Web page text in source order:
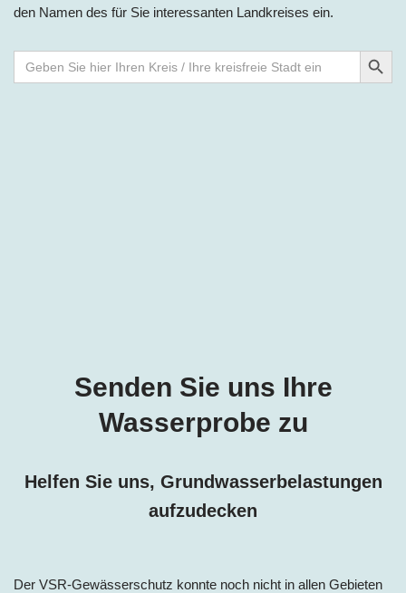
den Namen des für Sie interessanten Landkreises ein.
Search
for:
Search Button
Senden Sie uns Ihre
Wasserprobe zu
Helfen Sie uns, Grundwasserbelastungen
aufzudecken
Der VSR-Gewässerschutz konnte noch nicht in allen Gebieten